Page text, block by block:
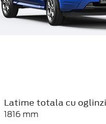
Latime totala cu
1816 mm